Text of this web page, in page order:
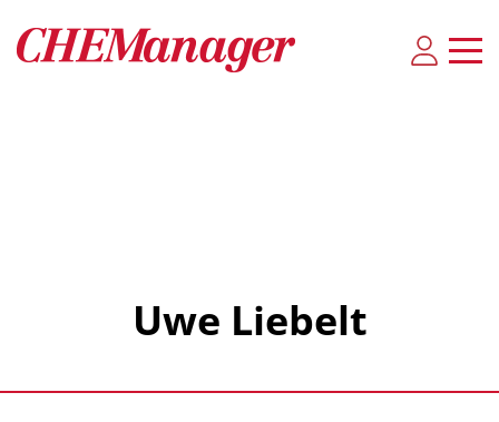
Uwe Liebelt